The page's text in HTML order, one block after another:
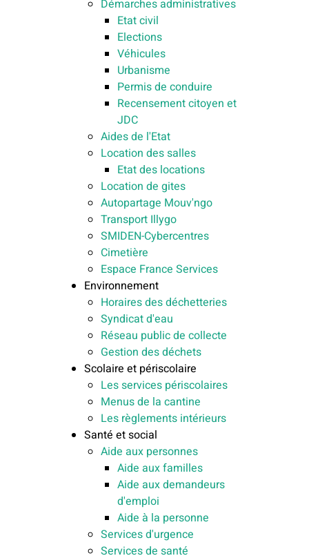
Démarches administratives
Etat civil
Elections
Véhicules
Urbanisme
Permis de conduire
Recensement citoyen et
JDC
Aides de l'Etat
Location des salles
Etat des locations
Location de gites
Autopartage Mouv'ngo
Transport Illygo
SMIDEN-Cybercentres
Cimetière
Espace France Services
Environnement
Horaires des déchetteries
Syndicat d'eau
Réseau public de collecte
Gestion des déchets
Scolaire et périscolaire
Les services périscolaires
Menus de la cantine
Les règlements intérieurs
Santé et social
Aide aux personnes
Aide aux familles
Aide aux demandeurs
d'emploi
Aide à la personne
Services d'urgence
Services de santé